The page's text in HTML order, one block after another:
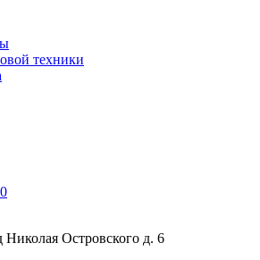
техники
0
Николая Островского д. 6